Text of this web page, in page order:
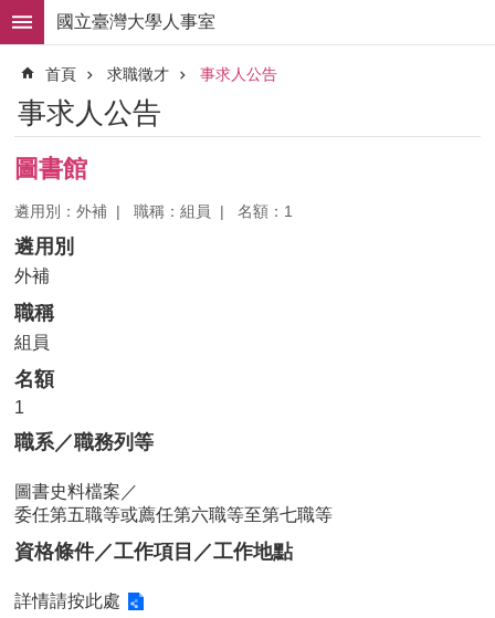
跳到主要內容區塊
進
階
搜
尋
求
職
徵
組
職
掌
人
事
法
規
常
用
表
單
各
國立臺灣大學人事室
首頁 求職徵才 事求人公告
事求人公告
圖書館
遴用別：外補 職稱：組員 名額：1
遴用別
外補
職稱
組員
名額
1
職系／職務列等
圖書史料檔案／
委任第五職等或薦任第六職等至第七職等
資格條件／工作項目／工作地點
詳情請按此處